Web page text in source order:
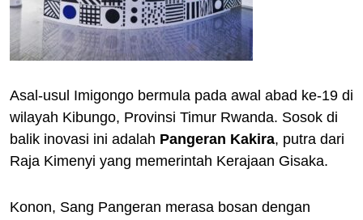
Asal-usul Imigongo bermula pada awal abad ke-19 di
wilayah Kibungo, Provinsi Timur Rwanda. Sosok di
balik inovasi ini adalah Pangeran Kakira, putra dari
Raja Kimenyi yang memerintah Kerajaan Gisaka.
Konon, Sang Pangeran merasa bosan dengan